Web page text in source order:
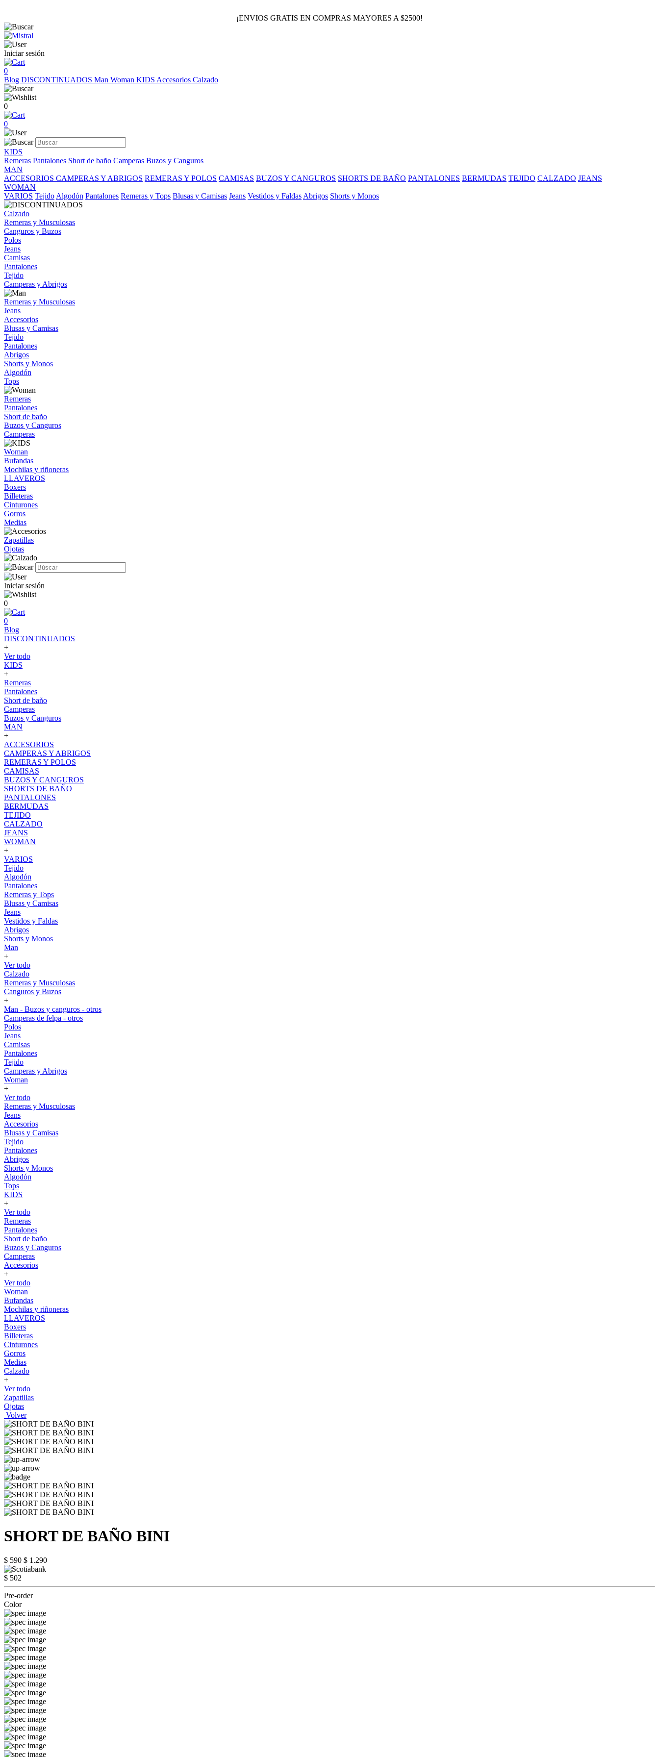
¡ENVIOS GRATIS EN COMPRAS MAYORES A $2500!
Iniciar sesión
0
Blog DISCONTINUADOS Man Woman KIDS Accesorios Calzado
0
0
KIDS
Remeras Pantalones Short de baño Camperas Buzos y Canguros
MAN
ACCESORIOS CAMPERAS Y ABRIGOS REMERAS Y POLOS CAMISAS BUZOS Y CANGUROS SHORTS DE BAÑO PANTALONES BERMUDAS TEJIDO CALZADO JEANS
WOMAN
VARIOS Tejido Algodón Pantalones Remeras y Tops Blusas y Camisas Jeans Vestidos y Faldas Abrigos Shorts y Monos
Calzado
Remeras y Musculosas
Canguros y Buzos
Polos
Jeans
Camisas
Pantalones
Tejido
Camperas y Abrigos
Remeras y Musculosas
Jeans
Accesorios
Blusas y Camisas
Tejido
Pantalones
Abrigos
Shorts y Monos
Algodón
Tops
Remeras
Pantalones
Short de baño
Buzos y Canguros
Camperas
Woman
Bufandas
Mochilas y riñoneras
LLAVEROS
Boxers
Billeteras
Cinturones
Gorros
Medias
Zapatillas
Ojotas
Iniciar sesión
0
0
Blog
DISCONTINUADOS
+
Ver todo
KIDS
+
Remeras
Pantalones
Short de baño
Camperas
Buzos y Canguros
MAN
+
ACCESORIOS
CAMPERAS Y ABRIGOS
REMERAS Y POLOS
CAMISAS
BUZOS Y CANGUROS
SHORTS DE BAÑO
PANTALONES
BERMUDAS
TEJIDO
CALZADO
JEANS
WOMAN
+
VARIOS
Tejido
Algodón
Pantalones
Remeras y Tops
Blusas y Camisas
Jeans
Vestidos y Faldas
Abrigos
Shorts y Monos
Man
+
Ver todo
Calzado
Remeras y Musculosas
Canguros y Buzos
+
Man - Buzos y canguros - otros
Camperas de felpa - otros
Polos
Jeans
Camisas
Pantalones
Tejido
Camperas y Abrigos
Woman
+
Ver todo
Remeras y Musculosas
Jeans
Accesorios
Blusas y Camisas
Tejido
Pantalones
Abrigos
Shorts y Monos
Algodón
Tops
KIDS
+
Ver todo
Remeras
Pantalones
Short de baño
Buzos y Canguros
Camperas
Accesorios
+
Ver todo
Woman
Bufandas
Mochilas y riñoneras
LLAVEROS
Boxers
Billeteras
Cinturones
Gorros
Medias
Calzado
+
Ver todo
Zapatillas
Ojotas
Volver
SHORT DE BAÑO BINI
$ 590 $ 1.290
$ 502
Pre-order
Color